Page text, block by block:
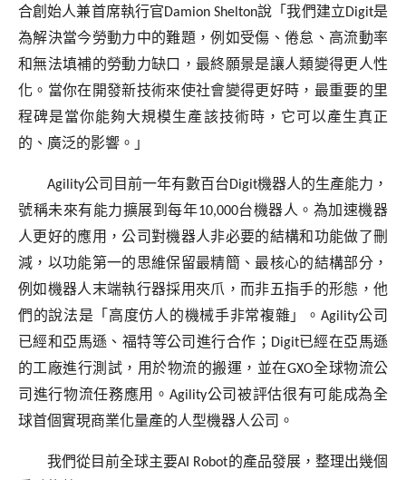
合創始人兼首席執行官Damion Shelton說「我們建立Digit是
為解決當今勞動力中的難題，例如受傷、倦怠、高流動率
和無法填補的勞動力缺口，最終願景是讓人類變得更人性
化。當你在開發新技術來使社會變得更好時，最重要的里
程碑是當你能夠大規模生產該技術時，它可以產生真正
的、廣泛的影響。」
Agility公司目前一年有數百台Digit機器人的生產能力，
號稱未來有能力擴展到每年10,000台機器人。為加速機器
人更好的應用，公司對機器人非必要的結構和功能做了刪
減，以功能第一的思維保留最精簡、最核心的結構部分，
例如機器人末端執行器採用夾爪，而非五指手的形態，他
們的說法是「高度仿人的機械手非常複雜」。 Agility公司
已經和亞馬遜、福特等公司進行合作； Digit已經在亞馬遜
的工廠進行測試，用於物流的搬運，並在GXO全球物流公
司進行物流任務應用。 Agility公司被評估很有可能成為全
球首個實現商業化量產的人型機器人公司。
我們從目前全球主要AI Robot的產品發展，整理出幾個